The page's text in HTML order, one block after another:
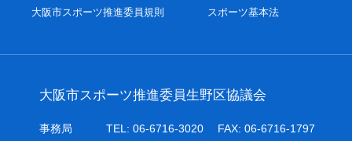
大阪市スポーツ推進委員規則 スポーツ基本法
大阪市スポーツ推進委員生野区協議会
事務局
TEL: 06-6716-3020 FAX: 06-6716-1797